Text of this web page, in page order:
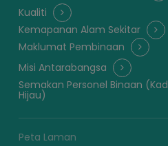
Kualiti
Kemapanan Alam Sekitar
Maklumat Pembinaan
Misi Antarabangsa
Semakan Personel Binaan (Kad
Hijau)
Peta Laman